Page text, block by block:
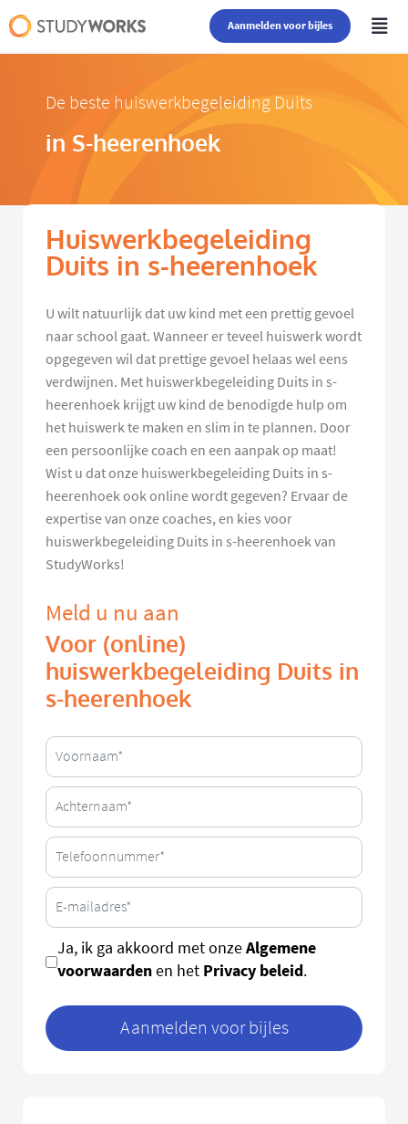
Aanmelden voor bijles
De beste huiswerkbegeleiding Duits
in S-heerenhoek
Huiswerkbegeleiding
Duits in s-heerenhoek
U wilt natuurlijk dat uw kind met een prettig gevoel
naar school gaat. Wanneer er teveel huiswerk wordt
opgegeven wil dat prettige gevoel helaas wel eens
verdwijnen. Met huiswerkbegeleiding Duits in s-
heerenhoek krijgt uw kind de benodigde hulp om
het huiswerk te maken en slim in te plannen. Door
een persoonlijke coach en een aanpak op maat!
Wist u dat onze huiswerkbegeleiding Duits in s-
heerenhoek ook online wordt gegeven? Ervaar de
expertise van onze coaches, en kies voor
huiswerkbegeleiding Duits in s-heerenhoek van
StudyWorks!
Meld u nu aan
Voor (online)
huiswerkbegeleiding Duits in
s-heerenhoek
Ja, ik ga akkoord met onzeAlgemene
voorwaardenen het Privacy beleid.
Aanmelden voor bijles